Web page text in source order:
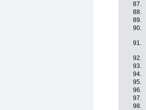
87.
88.
89.
90.
91.
92.
93.
94.
95.
96.
97.
98.